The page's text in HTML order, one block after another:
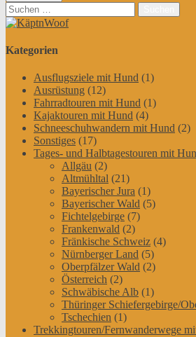
Suchen
nach:
Kategorien
Ausflugsziele mit Hund (1)
Ausrüstung (12)
Fahrradtouren mit Hund (1)
Kajaktouren mit Hund (4)
Schneeschuhwandern mit Hund (2)
Sonstiges (17)
Tages- und Halbtagestouren mit
Allgäu (2)
Altmühltal (21)
Bayerischer Jura (1)
Bayerischer Wald (5)
Fichtelgebirge (7)
Frankenwald (2)
Fränkische Schweiz (4)
Nürnberger Land (5)
Oberpfälzer Wald (2)
Österreich (2)
Schwäbische Alb (1)
Thüringer Schiefergebirge/
Tschechien (1)
Trekkingtouren/Fernwanderwege